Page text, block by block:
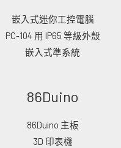
嵌入式迷你工控電腦
PC-104 用 IP65 等級外殼
嵌入式準系統
86Duino
86Duino 主板
3D 印表機